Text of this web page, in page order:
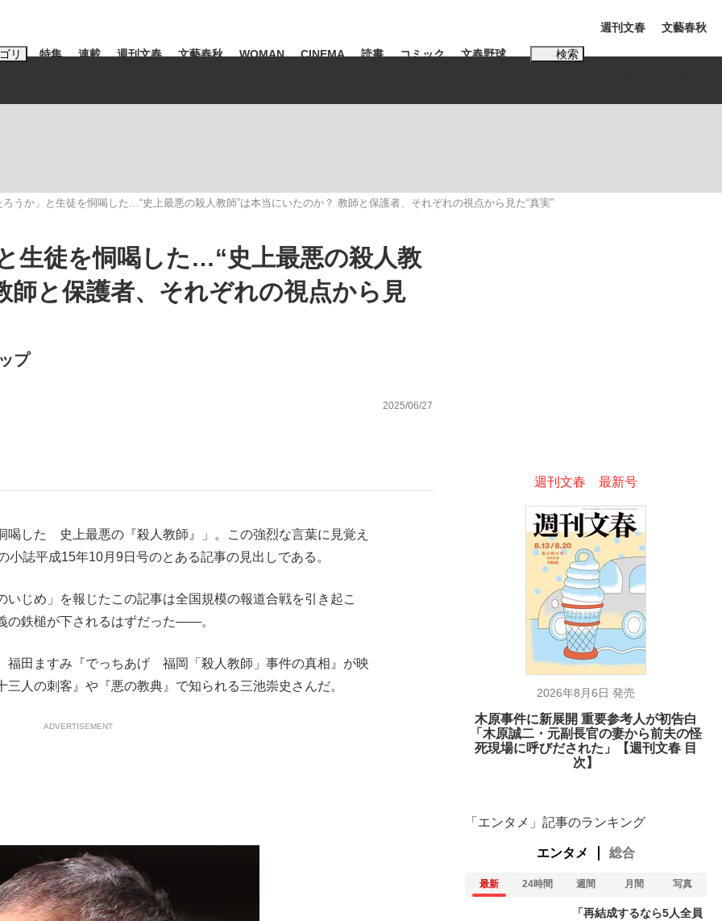
リ
み会、JIN→伊豆の... 「90%は失敗する。でも…」本田圭佑が初めて明かした日本代表監督に...
「敗因分析は一切聞かれなかった」侍ジャパン選手が証言した“NPB聞...
特集
日本生まれのK-POPアイドルたち
連載 週刊文春 文藝春秋 WOMAN CINEMA 読書 コミック 文春野球 検索
凌輝 #高市早苗 #後藤真希 #森岡毅 #城彰二 #内田有紀
#松田聖子
週刊文春 文藝春秋
うか」と生徒を恫喝した…“史上最悪の殺人教師”は本当にいたのか？ 教師と保護者、それぞれの視点から見た“真実”
生徒を恫喝した…“史上最悪の殺人教
師と保護者、それぞれの視点から見
プ
2025/06/27
喝した 史上最悪の『殺人教師』」。この強烈な言葉に見覚え
誌平成15年10月9日号のとある記事の見出しである。
じめ」を報じたこの記事は全国規模の報道合戦を引き起こ
の鉄槌が下されるはずだった――。
田ますみ『でっちあげ 福岡「殺人教師」事件の真相』が映
人の刺客』や『悪の教典』で知られる三池崇史さんだ。
ADVERTISEMENT
週刊文春 最新号
2026年8月6日 発売
木原事件に新展開 重要参考人が初告白
「木原誠二・元副長官の妻から前夫の怪
死現場に呼びだされた」【週刊文春 目
次】
「エンタメ」記事のランキング
エンタメ 総合
最新 24時間 週間 月間 写真
「再結成するなら5人全員